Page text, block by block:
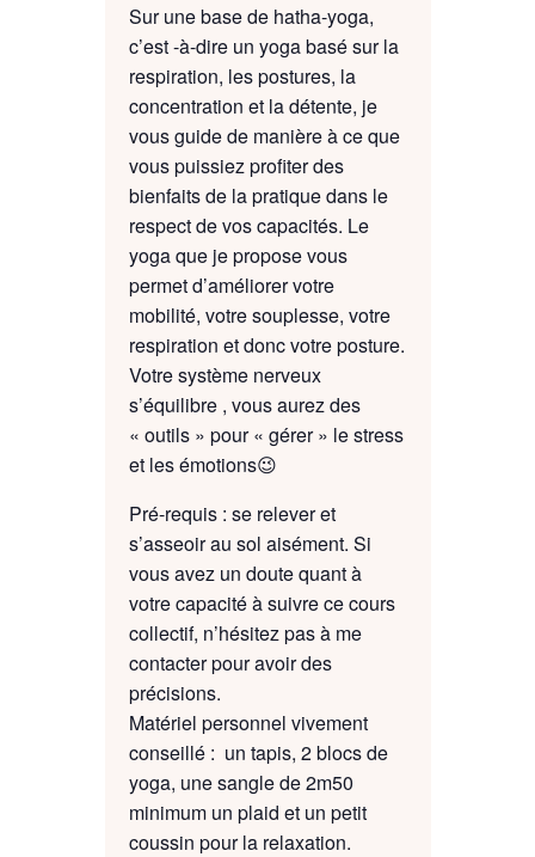
Sur une base de hatha-yoga,
c’est -à-dire un yoga basé sur la
respiration, les postures, la
concentration et la détente, je
vous guide de manière à ce que
vous puissiez profiter des
bienfaits de la pratique dans le
respect de vos capacités. Le
yoga que je propose vous
permet d’améliorer votre
mobilité, votre souplesse, votre
respiration et donc votre posture.
Votre système nerveux
s’équilibre , vous aurez des
« outils » pour « gérer » le stress
et les émotions😉
Pré-requis : se relever et
s’asseoir au sol aisément. Si
vous avez un doute quant à
votre capacité à suivre ce cours
collectif, n’hésitez pas à me
contacter pour avoir des
précisions.
Matériel personnel vivement
conseillé : un tapis, 2 blocs de
yoga, une sangle de 2m50
minimum un plaid et un petit
coussin pour la relaxation.